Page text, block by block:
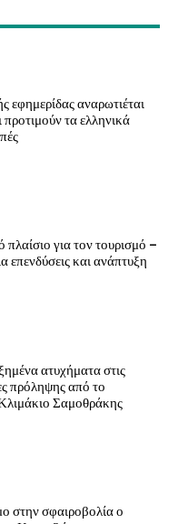
εφημερίδας αναρωτιέται
προτιμούν τα ελληνικά
για τον τουρισμό –
επενδύσεις και ανάπτυξη
ατυχήματα στις
πρόληψης από το
Σαμοθράκης
στην σφαιροβολία ο